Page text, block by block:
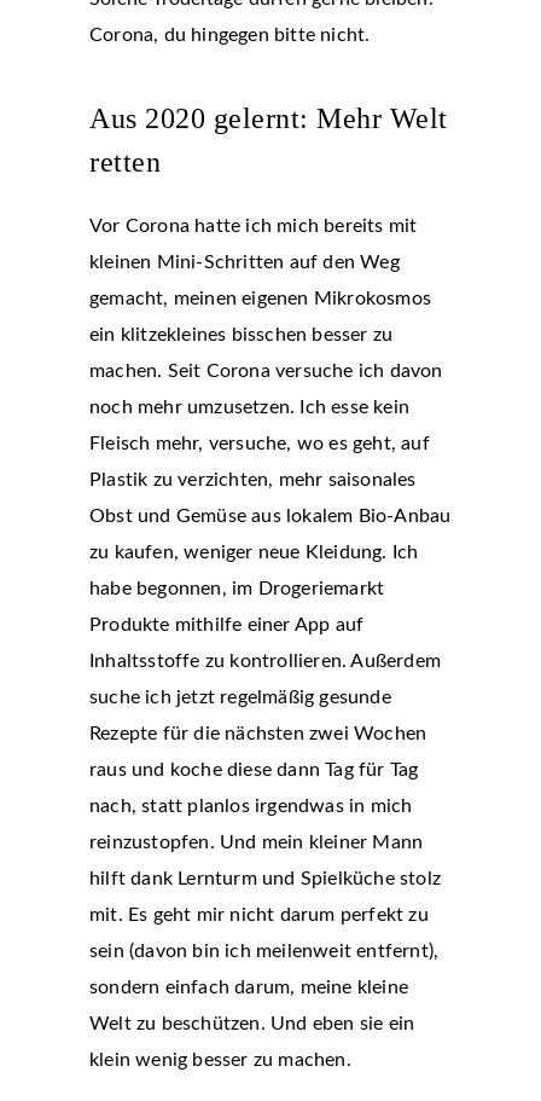
Corona, du hingegen bitte nicht.
Aus 2020 gelernt: Mehr Welt
retten
Vor Corona hatte ich mich bereits mit
kleinen Mini-Schritten auf den Weg
gemacht, meinen eigenen Mikrokosmos
ein klitzekleines bisschen besser zu
machen. Seit Corona versuche ich davon
noch mehr umzusetzen. Ich esse kein
Fleisch mehr, versuche, wo es geht, auf
Plastik zu verzichten, mehr saisonales
Obst und Gemüse aus lokalem Bio-Anbau
zu kaufen, weniger neue Kleidung. Ich
habe begonnen, im Drogeriemarkt
Produkte mithilfe einer App auf
Inhaltsstoffe zu kontrollieren. Außerdem
suche ich jetzt regelmäßig gesunde
Rezepte für die nächsten zwei Wochen
raus und koche diese dann Tag für Tag
nach, statt planlos irgendwas in mich
reinzustopfen. Und mein kleiner Mann
hilft dank Lernturm und Spielküche stolz
mit. Es geht mir nicht darum perfekt zu
sein (davon bin ich meilenweit entfernt),
sondern einfach darum, meine kleine
Welt zu beschützen. Und eben sie ein
klein wenig besser zu machen.